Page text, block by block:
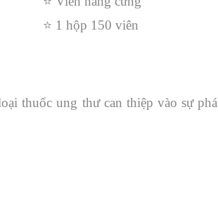
⭐ 1 hộp 150 viên
thuốc ung thư can thiệp vào sự